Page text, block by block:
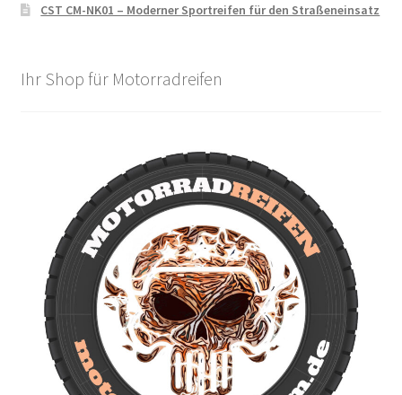
CST CM-NK01 – Moderner Sportreifen für den Straßeneinsatz
Ihr Shop für Motorradreifen